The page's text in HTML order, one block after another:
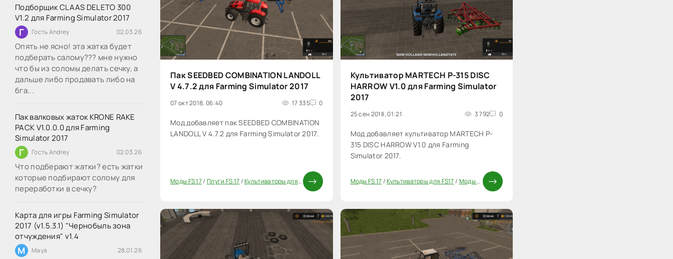
Подборщик CLAAS DELETO 300
V1.2 для Farming Simulator 2017
Г Гость Andrey 02.03.26
Опять не ясно! эта жатка будет
подберать салому??? мне нужно
что бы из соломы делать сечку, а
дальше либо продавать либо на
бга...
Пак валковых жаток KRONE RAKE
PACK V1.0.0.0 для Farming
Simulator 2017
Г Гость Andrey 02.03.26
Что подберают жатки? есть жатки
которые подбирают солому для
переработки в сечку?
Карта для игры Farming Simulator
2017 (v1.5.3.1) "Чернобыль зона
отчуждения" v1.4
M Maya 28.01.26
Пак SEEDBED COMBINATION LANDOLL
V 4.7.2 для Farming Simulator 2017
07 окт 2018, 06:40 17 335 0
Мод добавляет пак SEEDBED COMBINATION
LANDOLL V 4.7.2 для Farming Simulator 2017.
20
Моды FS 17/ Плуги FS 17/Культиваторы для FS17 / Моды ФС 17/Паки
Культиватор MARTECH P-315 DISC
HARROW V1.0 для Farming Simulator
2017
25 сен 2018, 01:21 3 792 0
Мод добавляет культиватор MARTECH P-
315 DISC HARROW V1.0 для Farming
Simulator 2017.
20
Моды FS 17/Культиваторы для FS17/ Моды ФС 17